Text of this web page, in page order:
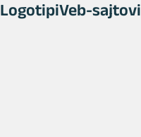
LogotipiVeb-sajtovi